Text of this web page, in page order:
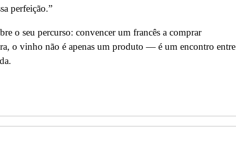
perfeição.”
o seu percurso: convencer um francês a comprar
o vinho não é apenas um produto — é um encontro entre